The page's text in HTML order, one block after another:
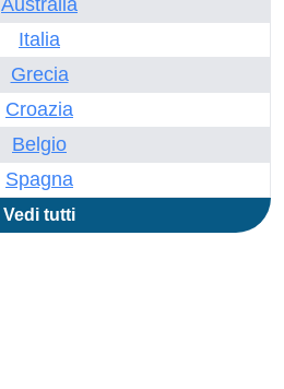
Australia
Italia
Grecia
Croazia
Belgio
Spagna
Vedi tutti